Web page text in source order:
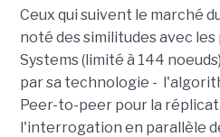
Ceux qui suivent le marché
noté des similitudes avec
Systems (limité à 144
par sa technologie -
Peer-to-peer pour la
l'interrogation en parallèle